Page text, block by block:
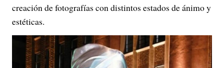
creación de fotografías con distintos estados de ánimo y
estéticas.